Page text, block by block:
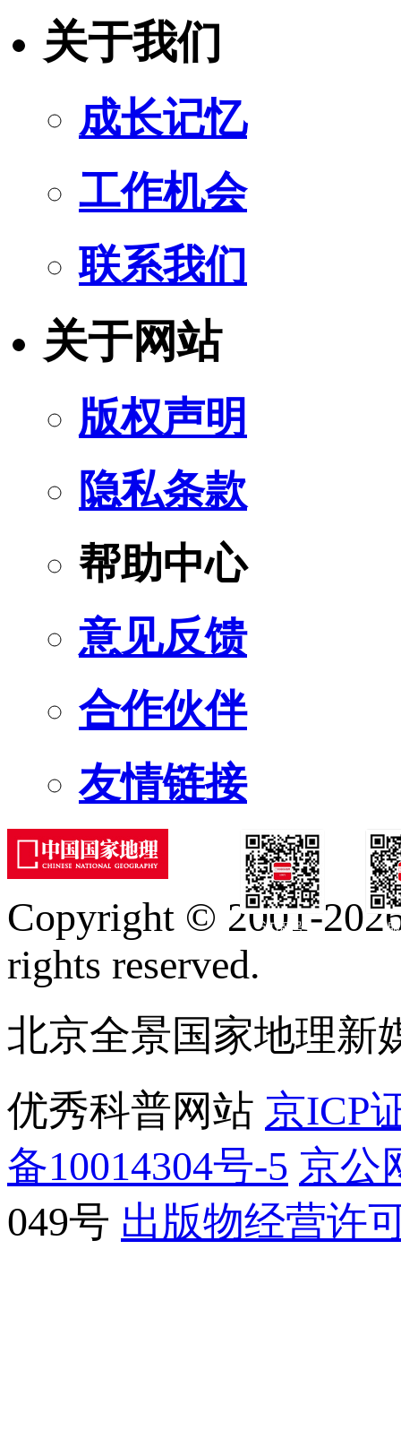
关于我们
成长记忆
工作机会
联系我们
关于网站
版权声明
隐私条款
帮助中心
意见反馈
合作伙伴
友情链接
订阅号
Copyright © 2001-
rights reserved.
北京全景国家地理新
优秀科普网站 京ICP
备10014304号-5 京公
049号 出版物经营许